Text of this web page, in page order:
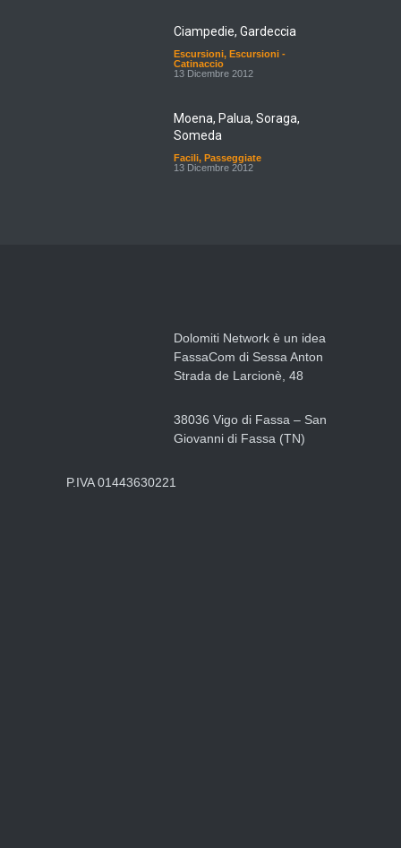
Ciampedie, Gardeccia
Escursioni, Escursioni -
Catinaccio
13 Dicembre 2012
Moena, Palua, Soraga,
Someda
Facili, Passeggiate
13 Dicembre 2012
Dolomiti Network è un idea
FassaCom di Sessa Anton
Strada de Larcionè, 48
38036 Vigo di Fassa – San
Giovanni di Fassa (TN)
P.IVA 01443630221